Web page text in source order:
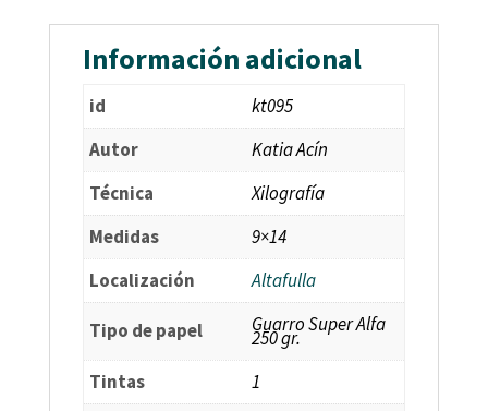
Información adicional
id
kt095
Autor
Katia Acín
Técnica
Xilografía
Medidas
9×14
Localización
Altafulla
Tipo de papel Guarro Super Alfa
250 gr.
Tintas
1